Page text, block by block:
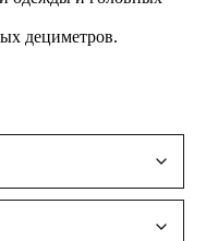
дециметров.